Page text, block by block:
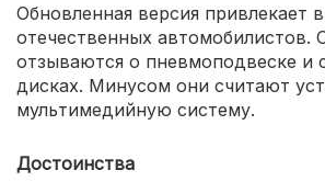
Обновленная версия привлекает
отечественных автомобилистов.
отзываются о пневмоподвеске и
дисках. Минусом они считают
мультимедийную систему.
Достоинства